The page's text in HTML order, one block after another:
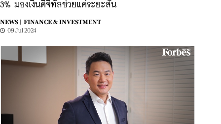
3% มองเงินดิจิทัลช่วยแค่ระยะสั้น
NEWS |
FINANCE & INVESTMENT
09 Jul 2024